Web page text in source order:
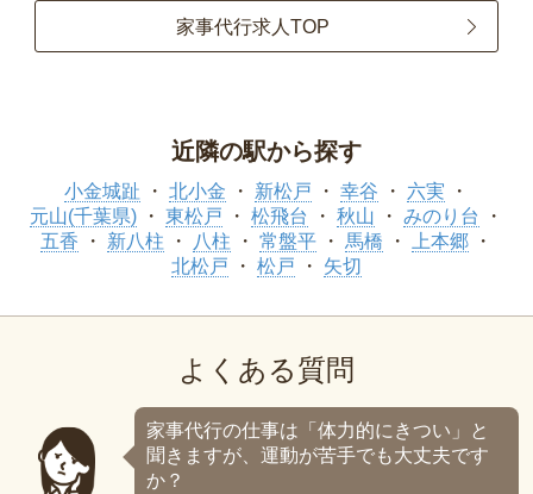
家事代行求人TOP
近隣の駅から探す
小金城趾 北小金 新松戸 幸谷
六実
元山(千葉県)
東松戸 松飛台 秋山
みのり台
五香
新八柱 八柱 常盤平 馬橋
上本郷
北松戸
松戸 矢切
よくある質問
家事代行の仕事は「体力的にきつい」と
聞きますが、運動が苦手でも大丈夫です
か？